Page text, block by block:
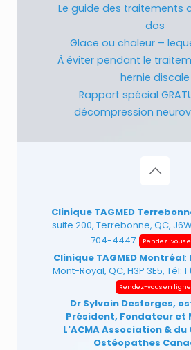
Le guide des traitements
dos
Glace ou chaleur –
À éviter pendant le
hernie discale
Rapport spécial
décompression
Clinique TAGMED
suite 200, Terrebonne, QC,
704-4447
Rendez-vous
Clinique TAGMED Montréal:
Mont-Royal, QC, H3P 3E5, Tél:
Rendez-vous en ligne
Dr Sylvain Desforges,
Président, Fondateur et
L'ACMA Association & du
Ostéopathes